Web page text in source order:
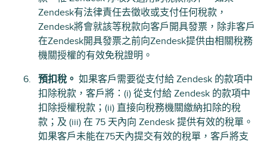
Zendesk有法律責任去徵收或支付任何稅款，
Zendesk將會就該等稅款向客戶開具發票，除非客戶
在Zendesk開具發票之前向Zendesk提供由相關稅務
機關授權的有效免稅證明。
預扣稅。 如果客戶需要從支付給 Zendesk 的款項中
扣除稅款，客戶將：(i) 從支付給 Zendesk 的款項中
扣除授權稅款；(ii) 直接向稅務機關繳納扣除的稅
款；及 (iii) 在 75 天內向 Zendesk 提供有效的稅單。
如果客戶未能在75天內提交有效的稅單，客戶將支